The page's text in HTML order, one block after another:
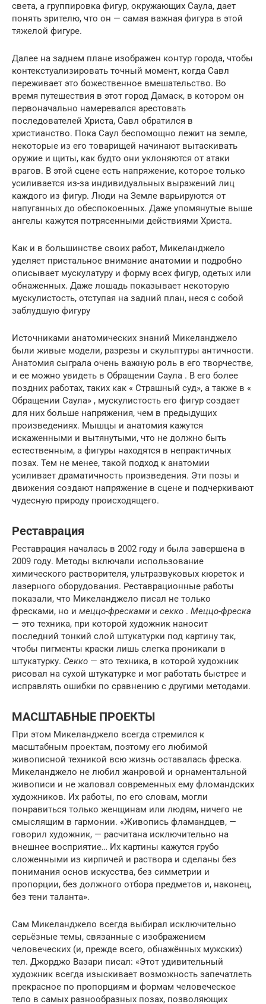
света, а группировка фигур, окружающих Саула, дает
понять зрителю, что он — самая важная фигура в этой
тяжелой фигуре.
Далее на заднем плане изображен контур города, чтобы
контекстуализировать точный момент, когда Савл
переживает это божественное вмешательство. Во
время путешествия в этот город Дамаск, в котором он
первоначально намеревался арестовать
последователей Христа, Савл обратился в
христианство. Пока Саул беспомощно лежит на земле,
некоторые из его товарищей начинают вытаскивать
оружие и щиты, как будто они уклоняются от атаки
врагов. В этой сцене есть напряжение, которое только
усиливается из-за индивидуальных выражений лиц
каждого из фигур. Люди на Земле варьируются от
напуганных до обеспокоенных. Даже упомянутые выше
ангелы кажутся потрясенными действиями Христа.
Как и в большинстве своих работ, Микеланджело
уделяет пристальное внимание анатомии и подробно
описывает мускулатуру и форму всех фигур, одетых или
обнаженных. Даже лошадь показывает некоторую
мускулистость, отступая на задний план, неся с собой
заблудшую фигуру
Источниками анатомических знаний Микеланджело
были живые модели, разрезы и скульптуры античности.
Анатомия сыграла очень важную роль в его творчестве,
и ее можно увидеть в Обращении Саула . В его более
поздних работах, таких как « Страшный суд», а также в «
Обращении Саула» , мускулистость его фигур создает
для них больше напряжения, чем в предыдущих
произведениях. Мышцы и анатомия кажутся
искаженными и вытянутыми, что не должно быть
естественным, а фигуры находятся в непрактичных
позах. Тем не менее, такой подход к анатомии
усиливает драматичность произведения. Эти позы и
движения создают напряжение в сцене и подчеркивают
чудесную природу происходящего.
Реставрация
Реставрация началась в 2002 году и была завершена в
2009 году. Методы включали использование
химического растворителя, ультразвуковых кюреток и
лазерного оборудования. Реставрационные работы
показали, что Микеланджело писал не только
фресками, но и меццо-фресками и секко . Меццо-фреска
— это техника, при которой художник наносит
последний тонкий слой штукатурки под картину так,
чтобы пигменты краски лишь слегка проникали в
штукатурку. Секко — это техника, в которой художник
рисовал на сухой штукатурке и мог работать быстрее и
исправлять ошибки по сравнению с другими методами.
МАСШТАБНЫЕ ПРОЕКТЫ
При этом Микеланджело всегда стремился к
масштабным проектам, поэтому его любимой
живописной техникой всю жизнь оставалась фреска.
Микеланджело не любил жанровой и орнаментальной
живописи и не жаловал современных ему фломандских
художников. Их работы, по его словам, могли
понравиться только женщинам или людям, ничего не
смыслящим в гармонии. «Живопись фламандцев, —
говорил художник, — расчитана исключительно на
внешнее восприятие… Их картины кажутся грубо
сложенными из кирпичей и раствора и сделаны без
понимания основ искусства, без симметрии и
пропорции, без должного отбора предметов и, наконец,
без тени таланта».
Сам Микеланджело всегда выбирал исключительно
серьёзные темы, связанные с изображением
человеческих (и, прежде всего, обнажённых мужских)
тел. Джорджо Вазари писал: «Этот удивительный
художник всегда изыскивает возможность запечатлеть
прекрасное по пропорциям и формам человеческое
тело в самых разнообразных позах, позволяющих